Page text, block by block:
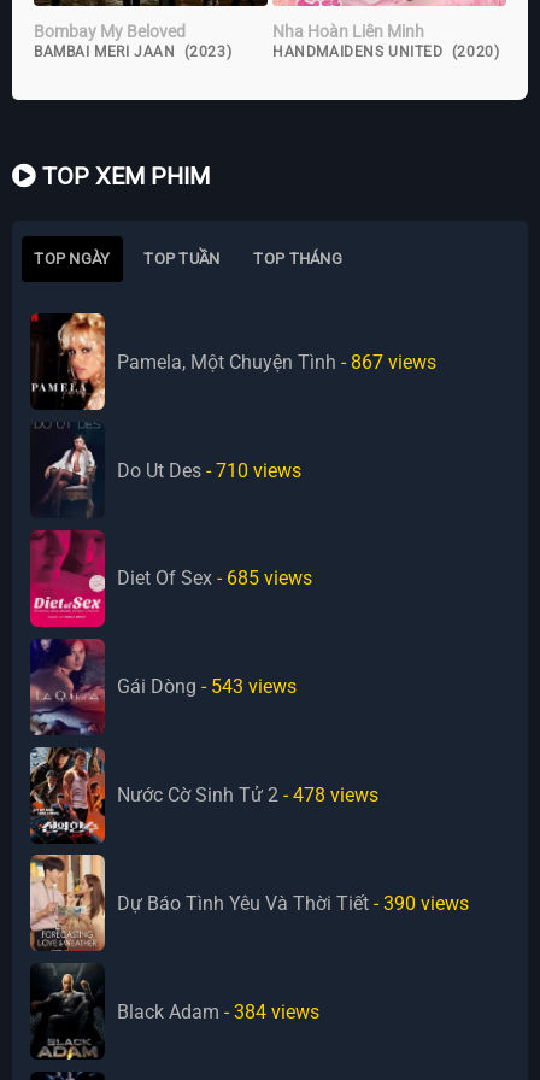
Bombay My Beloved
BAMBAI MERI JAAN (2023)
Nha Hoàn Liên Minh
HANDMAIDENS UNITED (2020)
TOP XEM PHIM
TOP NGÀY TOP TUẦN TOP THÁNG
Pamela, Một Chuyện Tình - 867 views
Do Ut Des - 710 views
Diet Of Sex - 685 views
Gái Dòng - 543 views
Nước Cờ Sinh Tử 2 - 478 views
Dự Báo Tình Yêu Và Thời Tiết - 390 views
Black Adam - 384 views